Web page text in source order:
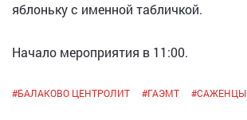
яблоньку с именной табличкой.
Начало мероприятия в 11:00.
#БАЛАКОВО ЦЕНТРОЛИТ #ГАЭМТ #САЖЕНЦЫ